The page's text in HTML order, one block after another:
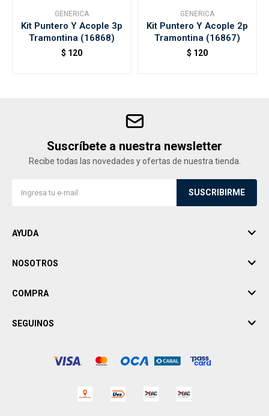
GENERICA
Kit Puntero Y Acople 3p
Tramontina (16868)
$ 120
GENERICA
Kit Puntero Y Acople 2p
Tramontina (16867)
$ 120
Suscríbete a nuestra newsletter
Recibe todas las novedades y ofertas de nuestra tienda.
SUSCRIBIRME
AYUDA
NOSOTROS
COMPRA
SEGUINOS